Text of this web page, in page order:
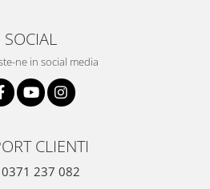
SOCIAL
ne in social media
CLIENTI
0371 237 082